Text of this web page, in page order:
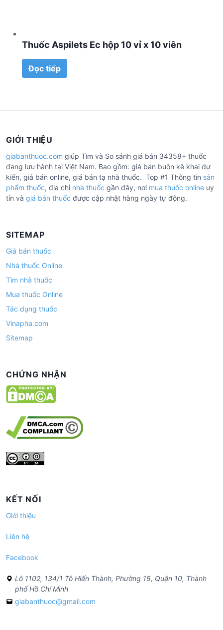
Thuốc Aspilets Ec hộp 10 vỉ x 10 viên
Đọc tiếp
GIỚI THIỆU
giabanthuoc.com giúp Tìm và So sánh giá bán 34358+ thuốc
đang lưu hành tại Việt Nam. Bao gồm: giá bán buôn kê khai dự
kiến, giá bán online, giá bán tạ nhà thuốc. Top #1 Thông tin sản
phẩm thuốc, địa chỉ nhà thuốc gần đây, nơi mua thuốc online uy
tín và giá bán thuốc được cập nhật hàng ngày tự động.
SITEMAP
Giá bán thuốc
Nhà thuốc Online
Tìm nhà thuốc
Mua thuốc Online
Tác dụng thuốc
Vinapha.com
Sitemap
CHỨNG NHẬN
KẾT NỐI
Giới thiệu
Liên hệ
Facebook
Lô 1102, 134/1 Tô Hiến Thành, Phường 15, Quận 10, Thành
phố Hồ Chí Minh
giabanthuoc@gmail.com